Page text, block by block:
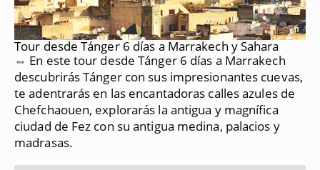
Tour desde Tánger 6 días a Marrakech y Sahara
⇔ En este tour desde Tánger 6 días a Marrakech
descubrirás Tánger con sus impresionantes cuevas,
te adentrarás en las encantadoras calles azules de
Chefchaouen, explorarás la antigua y magnífica
ciudad de Fez con su antigua medina, palacios y
madrasas.